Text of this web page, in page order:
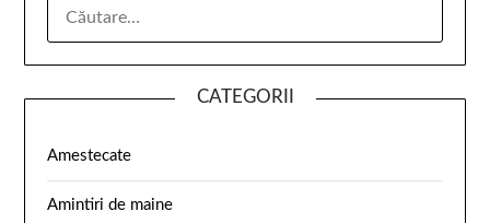
CATEGORII
Amestecate
Amintiri de maine